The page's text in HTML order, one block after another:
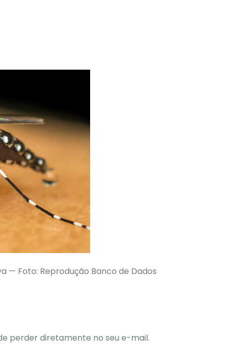
— Foto: Reprodução Banco de Dados
perder diretamente no seu e-mail.